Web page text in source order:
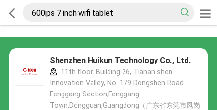
Shenzhen Huikun Technology Co., Ltd.
11th floor, Building 26, Tianan shen
Innovation Valley, No. 179 Dongshen Road
Fenggang Section,Fenggang
Town,Dongguan,Guangdong（广东省东莞市凤岗